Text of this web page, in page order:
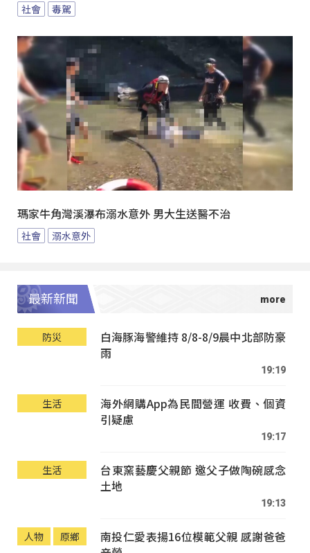
社會 毒駕
瑪家牛角灣溪瀑布溺水意外 男大生送醫不治
社會 溺水意外
最新新聞
防災
白海豚海警維持 8/8-8/9晨中北部防豪
雨
19:19
生活
海外網購App為民間營運 收費、個資
引疑慮
19:17
生活
台東窯藝慶父親節 邀父子做陶碗感念
土地
19:13
人物 原鄉
南投仁愛表揚16位模範父親 感謝爸爸